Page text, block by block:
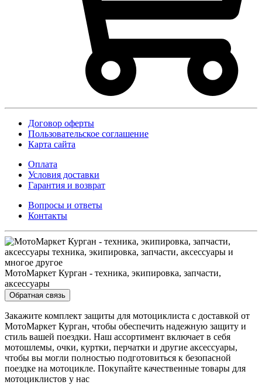
Договор оферты
Пользовательское соглашение
Карта сайта
Оплата
Условия доставки
Гарантия и возврат
Вопросы и ответы
Контакты
МотоМаркет Курган - техника, экипировка, запчасти,
аксессуары
Обратная связь
Закажите комплект защиты для мотоциклиста с доставкой от
МотоМаркет Курган, чтобы обеспечить надежную защиту и
стиль вашей поездки. Наш ассортимент включает в себя
мотошлемы, очки, куртки, перчатки и другие аксессуары,
чтобы вы могли полностью подготовиться к безопасной
поездке на мотоцикле. Покупайте качественные товары для
мотоциклистов у нас